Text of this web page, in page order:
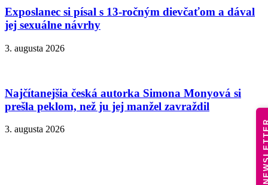
Exposlanec si písal s 13-ročným dievčaťom a dával
jej sexuálne návrhy
3. augusta 2026
Najčítanejšia česká autorka Simona Monyová si
prešla peklom, než ju jej manžel zavraždil
3. augusta 2026